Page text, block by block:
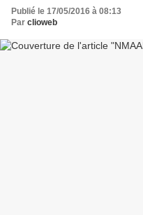
Publié le 17/05/2016 à 08:13
Par clioweb